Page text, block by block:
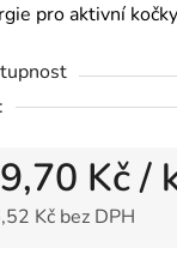
pro aktivní
Kč/
Kč bez DPH